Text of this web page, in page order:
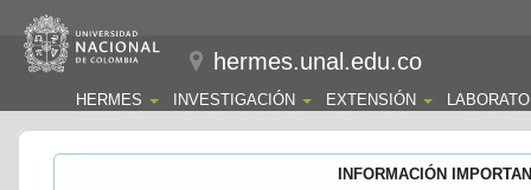
hermes.unal.edu.co
HERMES INVESTIGACIÓN EXTENSIÓN
INFORMACIÓN